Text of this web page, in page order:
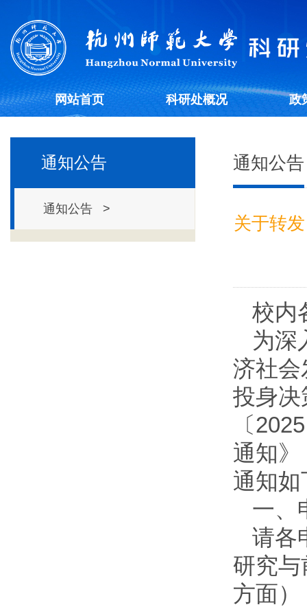
网站首页 科研处概况 政
通知公告
通知公告 >
通知公告
关于转
校内
为深
济社会
投身决
〔2025
通知
通知如
一、
请各
研究与
方面